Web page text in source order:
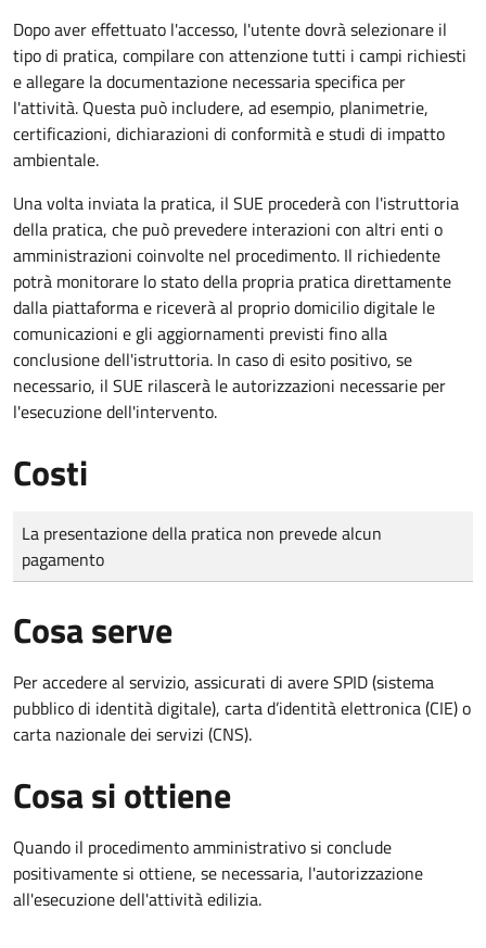
Dopo aver effettuato l'accesso, l'utente dovrà selezionare il
tipo di pratica, compilare con attenzione tutti i campi richiesti
e allegare la documentazione necessaria specifica per
l'attività. Questa può includere, ad esempio, planimetrie,
certificazioni, dichiarazioni di conformità e studi di impatto
ambientale.
Una volta inviata la pratica, il SUE procederà con l'istruttoria
della pratica, che può prevedere interazioni con altri enti o
amministrazioni coinvolte nel procedimento. Il richiedente
potrà monitorare lo stato della propria pratica direttamente
dalla piattaforma e riceverà al proprio domicilio digitale le
comunicazioni e gli aggiornamenti previsti fino alla
conclusione dell'istruttoria. In caso di esito positivo, se
necessario, il SUE rilascerà le autorizzazioni necessarie per
l'esecuzione dell'intervento.
Costi
Tipo di pagamento
Importo
La presentazione della pratica non prevede alcun
pagamento
Cosa serve
Per accedere al servizio, assicurati di avere SPID (sistema
pubblico di identità digitale), carta d’identità elettronica (CIE) o
carta nazionale dei servizi (CNS).
Cosa si ottiene
Quando il procedimento amministrativo si conclude
positivamente si ottiene, se necessaria, l'autorizzazione
all'esecuzione dell'attività edilizia.